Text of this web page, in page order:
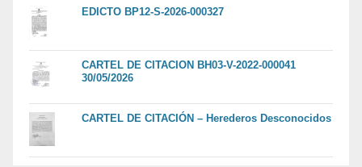
EDICTO BP12-S-2026-000327
CARTEL DE CITACION BH03-V-2022-000041
30/05/2026
CARTEL DE CITACIÓN – Herederos Desconocidos